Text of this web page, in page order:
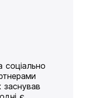
соціально